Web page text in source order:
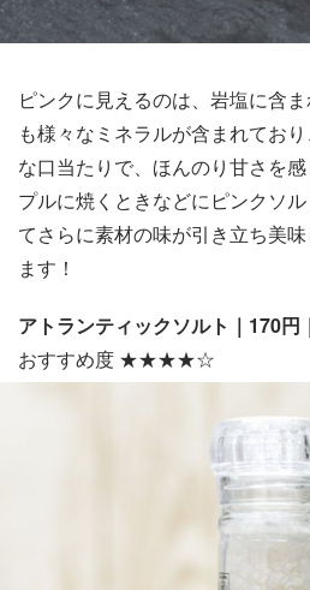
ピンクに見えるのは、岩塩に含
も様々なミネラルが含まれてお
な口当たりで、ほんのり甘さを
プルに焼くときなどにピンクソ
てさらに素材の味が引き立ち美
ます！
アトランティックソルト｜170円
おすすめ度 ★★★★☆